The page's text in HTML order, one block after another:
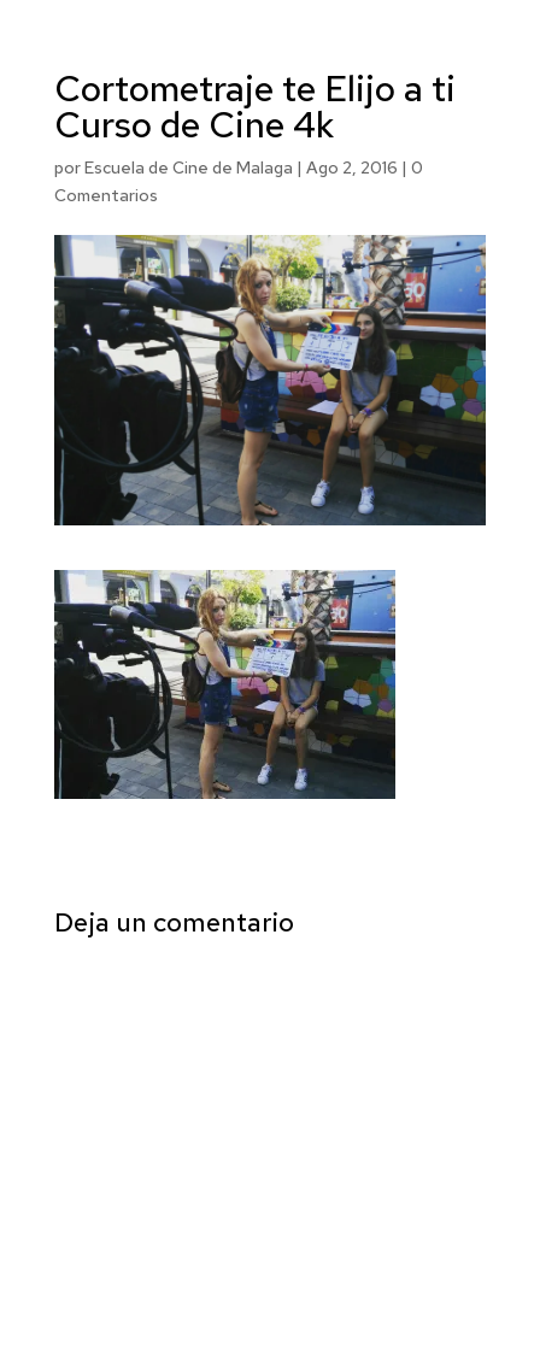
Cortometraje te Elijo a ti
Curso de Cine 4k
porEscuela de Cine de Malaga | Ago 2, 2016 | 0
Comentarios
Deja un comentario